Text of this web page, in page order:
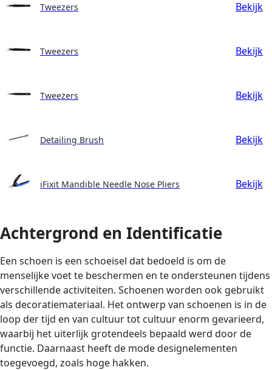
Tweezers Bekijk
Tweezers Bekijk
Tweezers Bekijk
Detailing Brush Bekijk
iFixit Mandible Needle Nose Pliers Bekijk
Achtergrond en Identificatie
Een schoen is een schoeisel dat bedoeld is om de
menselijke voet te beschermen en te ondersteunen tijdens
verschillende activiteiten. Schoenen worden ook gebruikt
als decoratiemateriaal. Het ontwerp van schoenen is in de
loop der tijd en van cultuur tot cultuur enorm gevarieerd,
waarbij het uiterlijk grotendeels bepaald werd door de
functie. Daarnaast heeft de mode designelementen
toegevoegd, zoals hoge hakken.